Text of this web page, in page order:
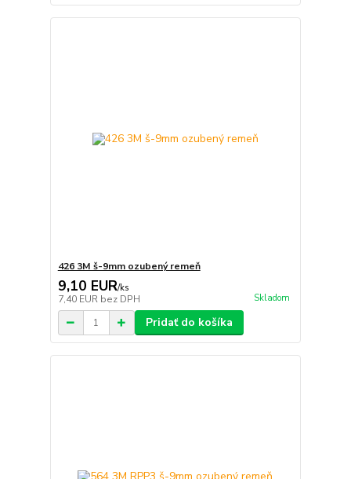
426 3M š-9mm ozubený remeň
9,10 EUR/ks
7,40 EUR bez DPH Skladom
Pridať do košíka